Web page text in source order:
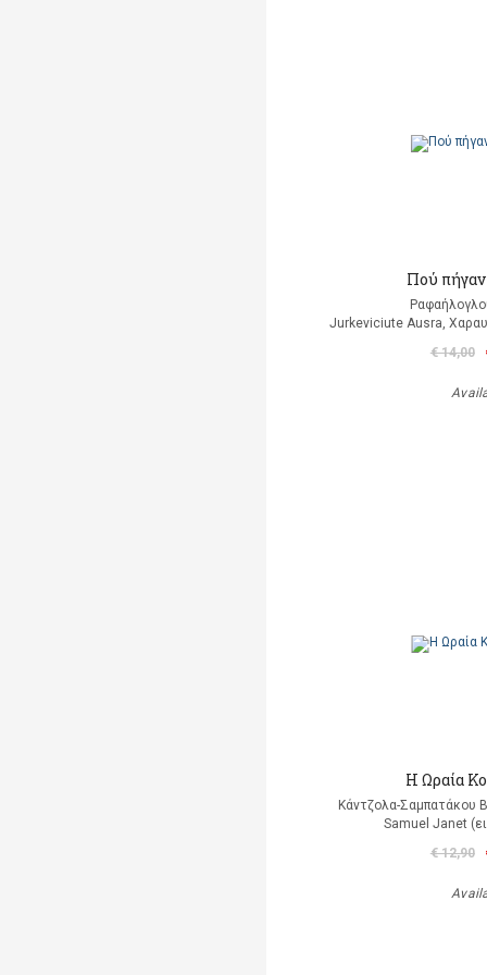
Πού πήγαν
Jurkeviciute Ausra,
€ 14,00
Η Ωραία
Κάντζολα-Σαμπατάκου
Samuel Janet
€ 12,90